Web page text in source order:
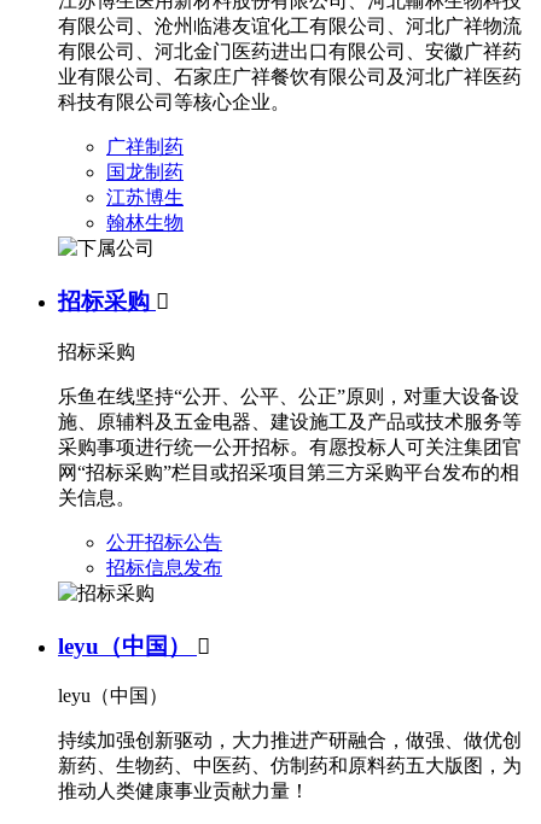
有限公司、沧州临港友谊化工有限公司、河北广祥物流
有限公司、河北金门医药进出口有限公司、安徽广祥药
业有限公司、石家庄广祥餐饮有限公司及河北广祥医药
科技有限公司等核心企业。
广祥制药
国龙制药
江苏博生
翰林生物
招标采购 
招标采购
乐鱼在线坚持“公开、公平、公正”原则，对重大设备设
施、原辅料及五金电器、建设施工及产品或技术服务等
采购事项进行统一公开招标。有愿投标人可关注集团官
网“招标采购”栏目或招采项目第三方采购平台发布的相
关信息。
公开招标公告
招标信息发布
leyu（中国） 
leyu（中国）
持续加强创新驱动，大力推进产研融合，做强、做优创
新药、生物药、中医药、仿制药和原料药五大版图，为
推动人类健康事业贡献力量！